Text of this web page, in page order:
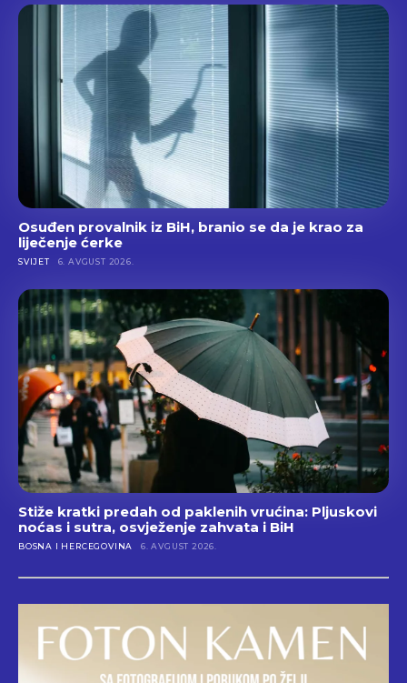
Osuđen provalnik iz BiH, branio se da je krao za
liječenje ćerke
SVIJET 6. AVGUST 2026.
Stiže kratki predah od paklenih vrućina: Pljuskovi
noćas i sutra, osvježenje zahvata i BiH
BOSNA I HERCEGOVINA 6. AVGUST 2026.